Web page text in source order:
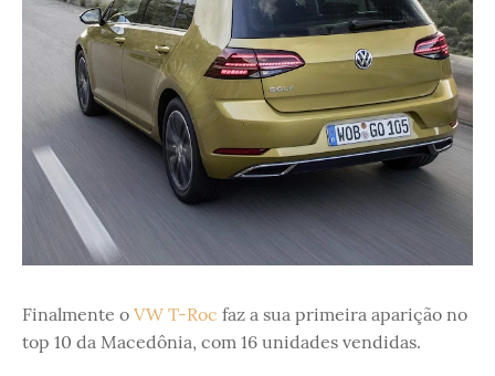
Finalmente o VW T-Roc faz a sua primeira aparição no
top 10 da Macedônia, com 16 unidades vendidas.